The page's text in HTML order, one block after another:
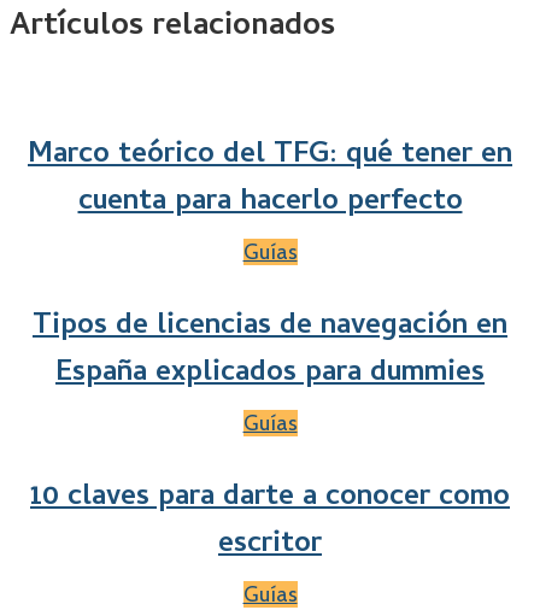
Artículos relacionados
Marco teórico del TFG: qué tener en
cuenta para hacerlo perfecto
Guías
Tipos de licencias de navegación en
España explicados para dummies
Guías
10 claves para darte a conocer como
escritor
Guías